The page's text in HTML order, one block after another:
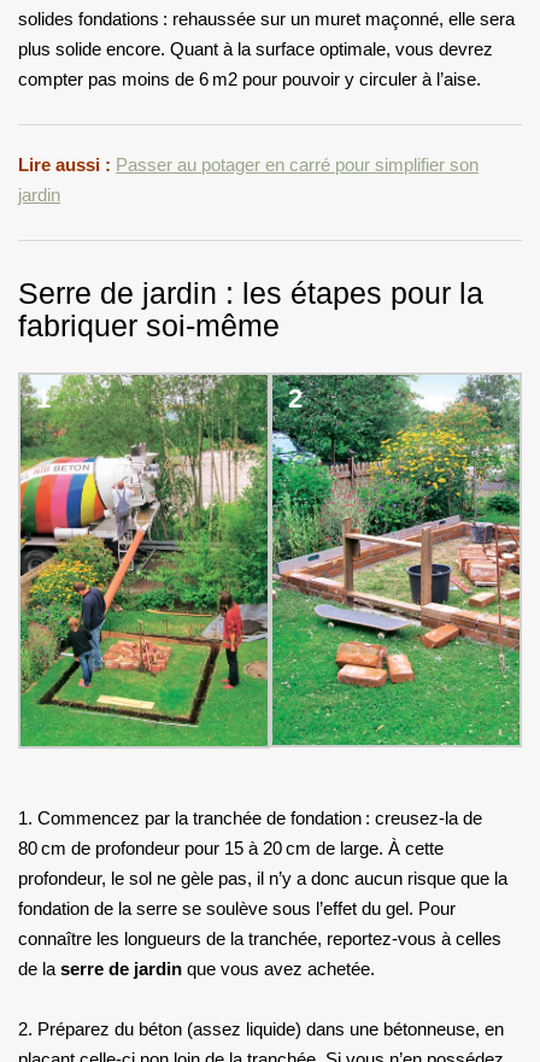
solides fondations : rehaussée sur un muret maçonné, elle sera
plus solide encore. Quant à la surface optimale, vous devrez
compter pas moins de 6 m2 pour pouvoir y circuler à l’aise.
Lire aussi : Passer au potager en carré pour simplifier son
jardin
Serre de jardin : les étapes pour la
fabriquer soi-même
1 2
1. Commencez par la tranchée de fondation : creusez-la de
80 cm de profondeur pour 15 à 20 cm de large. À cette
profondeur, le sol ne gèle pas, il n’y a donc aucun risque que la
fondation de la serre se soulève sous l’effet du gel. Pour
connaître les longueurs de la tranchée, reportez-vous à celles
de la serre de jardin que vous avez achetée.
2. Préparez du béton (assez liquide) dans une bétonneuse, en